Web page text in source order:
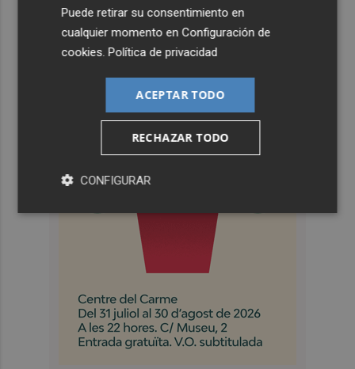
Puede retirar su consentimiento en
cualquier momento enConfiguración de
cookies .Política de privacidad
ACEPTAR TODO
RECHAZAR TODO
CONFIGURAR